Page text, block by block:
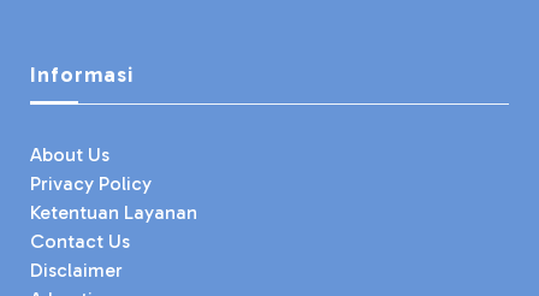
Informasi
About Us
Privacy Policy
Ketentuan Layanan
Contact Us
Disclaimer